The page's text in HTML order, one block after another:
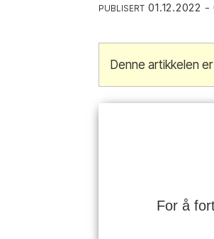
PUBLISERT 01.12.2022
Denne artikkelen
For å